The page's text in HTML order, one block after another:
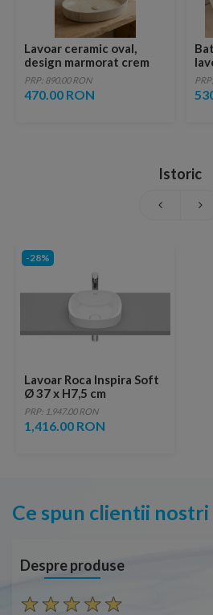
Lavoar ceramic oval,
design marmorat crem
lucios cu vene aurii,
ventil inclus
PRP: 890.00 RON
470.00 RON
Istoric
-28%
Lavoar Roca Inspira Soft
Ø 37 x H7,5 cm
PRP: 1,947.00 RON
1,416.00 RON
Ce spun clientii nostri
Despre produse